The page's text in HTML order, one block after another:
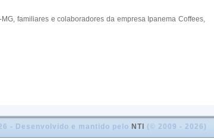
familiares e colaboradores da empresa Ipanema Coffees,
- Desenvolvido e mantido pelo NTI (© 2009 - 2026)